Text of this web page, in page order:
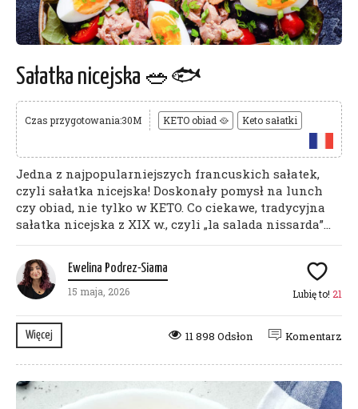
Sałatka nicejska 🥗🐟
Czas przygotowania:30M KETO obiad 🥘 Keto sałatki
Jedna z najpopularniejszych francuskich sałatek,
czyli sałatka nicejska! Doskonały pomysł na lunch
czy obiad, nie tylko w KETO. Co ciekawe, tradycyjna
sałatka nicejska z XIX w., czyli „la salada nissarda”...
Ewelina Podrez-Siama
15 maja, 2026 Lubię to! 21
Więcej Komentarz
11 898 Odsłon